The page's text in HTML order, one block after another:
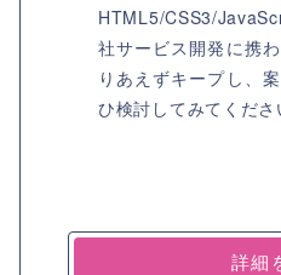
HTML5/CSS3/
社サービス開発に携
りあえずキープし、
ひ検討してみてくださ
詳細